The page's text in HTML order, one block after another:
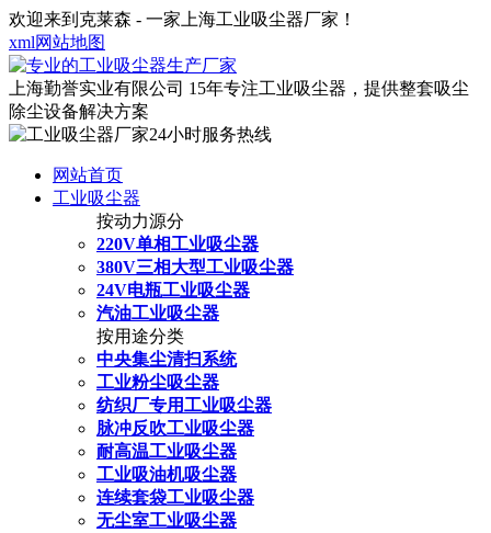
欢迎来到克莱森 - 一家上海工业吸尘器厂家！
xml网站地图
上海勤誉实业有限公司 15年专注工业吸尘器，提供整套吸尘
除尘设备解决方案
网站首页
工业吸尘器
按动力源分
220V单相工业吸尘器
380V三相大型工业吸尘器
24V电瓶工业吸尘器
汽油工业吸尘器
按用途分类
中央集尘清扫系统
工业粉尘吸尘器
纺织厂专用工业吸尘器
脉冲反吹工业吸尘器
耐高温工业吸尘器
工业吸油机吸尘器
连续套袋工业吸尘器
无尘室工业吸尘器